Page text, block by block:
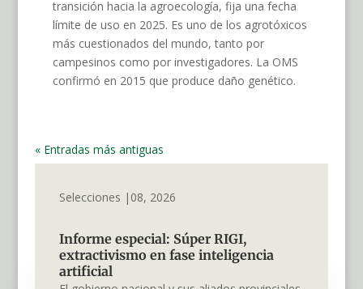
transición hacia la agroecología, fija una fecha
límite de uso en 2025. Es uno de los agrotóxicos
más cuestionados del mundo, tanto por
campesinos como por investigadores. La OMS
confirmó en 2015 que produce daño genético.
« Entradas más antiguas
Selecciones |08, 2026
Informe especial: Súper RIGI,
extractivismo en fase inteligencia
artificial